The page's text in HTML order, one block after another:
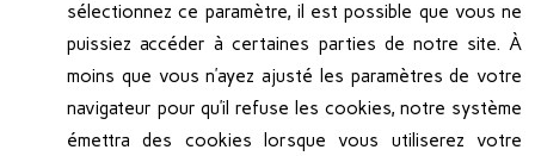
sélectionnez ce paramètre, il est possible que vous ne
puissiez accéder à certaines parties de notre site. À
moins que vous n’ayez ajusté les paramètres de votre
navigateur pour qu’il refuse les cookies, notre système
émettra des cookies lorsque vous utiliserez votre